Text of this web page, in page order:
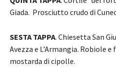
Giada. Prosciutto crudo di
SESTA TAPPA. Chiesetta San
Avezza e L’Armangia. Robiole
mostarda di cipolle.